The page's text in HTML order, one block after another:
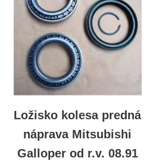
Ložisko kolesa predná
náprava Mitsubishi
Galloper od r.v. 08.91